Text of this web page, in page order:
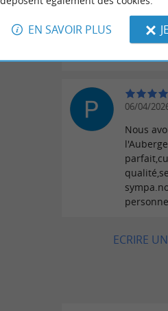
Une
vers
06/04/
Nous
ECRIRE
EN SAVOIR PLUS